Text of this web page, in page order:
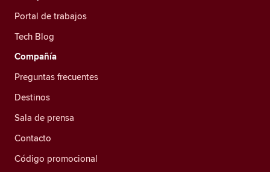
Portal de trabajos
Tech Blog
Compañía
Preguntas frecuentes
Destinos
Sala de prensa
Contacto
Código promocional